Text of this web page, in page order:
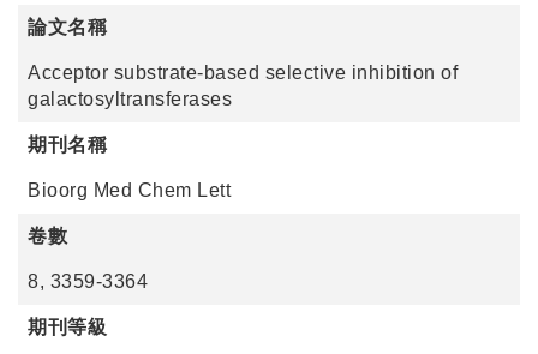
論文名稱
Acceptor substrate-based selective inhibition of
galactosyltransferases
期刊名稱
Bioorg Med Chem Lett
卷數
8, 3359-3364
期刊等級